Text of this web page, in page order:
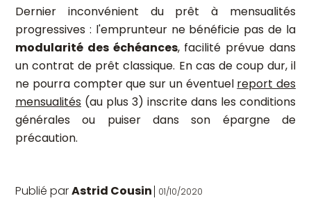
Dernier inconvénient du prêt à mensualités
progressives : l'emprunteur ne bénéficie pas de la
modularité des échéances, facilité prévue dans
un contrat de prêt classique. En cas de coup dur, il
ne pourra compter que sur un éventuel report des
mensualités (au plus 3) inscrite dans les conditions
générales ou puiser dans son épargne de
précaution.
Publié parAstrid Cousin 01/10/2020